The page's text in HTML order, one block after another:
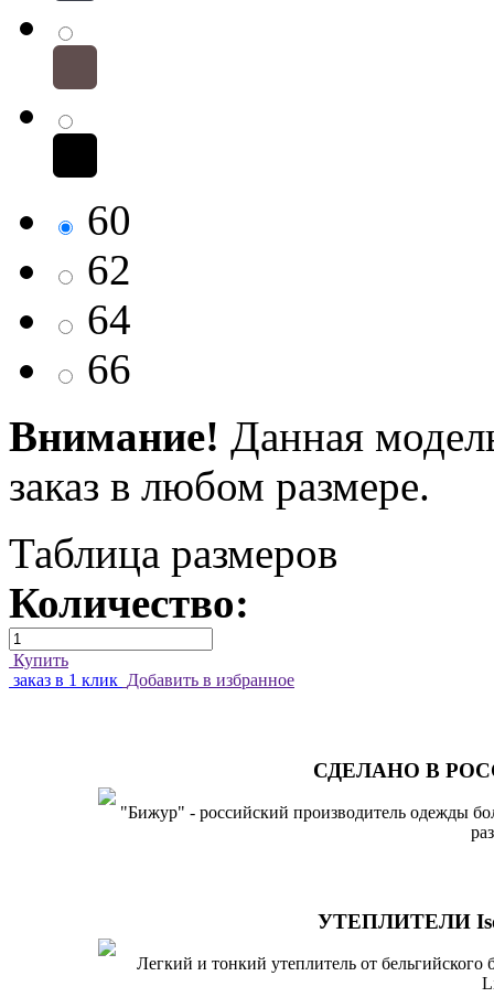
60
62
64
66
Внимание! Данная
заказ в любом размере.
Таблица размеров
Количество:
Купить
заказ в 1 клик Добавить в избранное
СДЕЛАНО В
"Бижур" - российский производитель одежды
УТЕПЛИТЕЛИ
Легкий и тонкий утеплитель от бельгийского